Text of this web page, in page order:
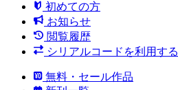
初めての方
お知らせ
閲覧履歴
シリアルコードを利用する
無料・セール作品